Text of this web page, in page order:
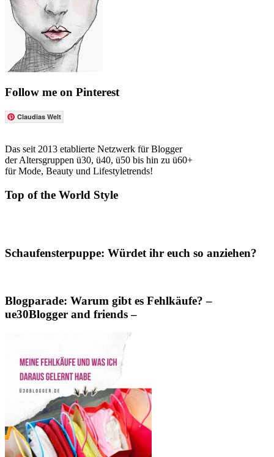
Follow me on Pinterest
Claudias Welt
Das seit 2013 etablierte Netzwerk für Blogger
der Altersgruppen ü30, ü40, ü50 bis hin zu ü60+
für Mode, Beauty und Lifestyletrends!
Top of the World Style
Schaufensterpuppe: Würdet ihr euch so anziehen?
Blogparade: Warum gibt es Fehlkäufe? –
ue30Blogger and friends –